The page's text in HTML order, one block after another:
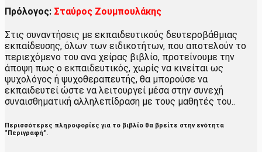
Πρόλογος: Σταύρος Ζουμπουλάκης
Στις συναντήσεις με εκπαιδευτικούς δευτεροβάθμιας
εκπαίδευσης, όλων των ειδικοτήτων, που αποτελούν το
περιεχόμενο του ανα χείρας βιβλίο, προτείνουμε την
άποψη πως ο εκπαιδευτικός, χωρίς να κινείται ως
ψυχολόγος ή ψυχοθεραπευτής, θα μπορούσε να
εκπαιδευτεί ώστε να λειτουργεί μέσα στην συνεχή
συναισθηματική αλληλεπίδραση με τους μαθητές του..
Περισσότερες πληροφορίες για το βιβλίο θα βρείτε στην ενότητα
“Περιγραφή”.